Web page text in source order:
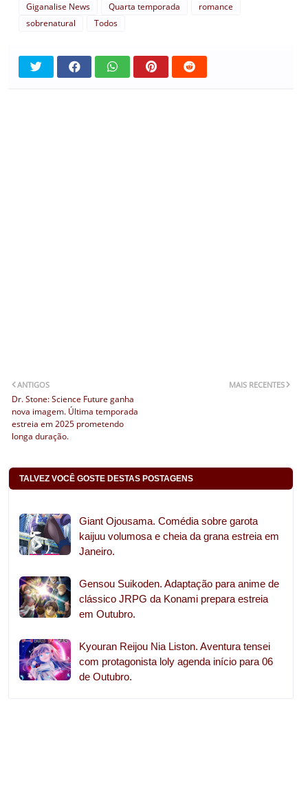
Giganalise News
Quarta temporada
romance
sobrenatural
Todos
MAIS RECENTES
ANTIGOS
Dr. Stone: Science Future ganha
nova imagem. Última temporada
estreia em 2025 prometendo
longa duração.
TALVEZ VOCÊ GOSTE DESTAS POSTAGENS
Giant Ojousama. Comédia sobre garota
kaijuu volumosa e cheia da grana estreia em
Janeiro.
Gensou Suikoden. Adaptação para anime de
clássico JRPG da Konami prepara estreia
em Outubro.
Kyouran Reijou Nia Liston. Aventura tensei
com protagonista loly agenda início para 06
de Outubro.